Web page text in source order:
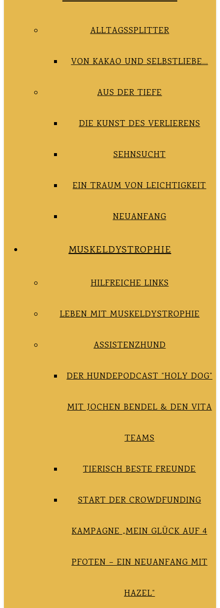
ALLTAGSSPLITTER
VON KAKAO UND SELBSTLIEBE…
AUS DER TIEFE
DIE KUNST DES VERLIERENS
SEHNSUCHT
EIN TRAUM VON LEICHTIGKEIT
NEUANFANG
MUSKELDYSTROPHIE
HILFREICHE LINKS
LEBEN MIT MUSKELDYSTROPHIE
ASSISTENZHUND
DER HUNDEPODCAST “HOLY DOG”
MIT JOCHEN BENDEL & DEN VITA
TEAMS
TIERISCH BESTE FREUNDE
START DER CROWDFUNDING
KAMPAGNE „MEIN GLÜCK AUF 4
PFOTEN – EIN NEUANFANG MIT
HAZEL“